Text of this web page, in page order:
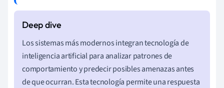
Los sistemas más modernos integran tecnología de
inteligencia artificial para analizar patrones de
comportamiento y predecir posibles amenazas antes
de que ocurran. Esta tecnología permite una respuesta